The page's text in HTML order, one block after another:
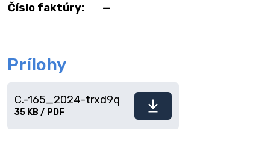
Číslo faktúry:
—
Prílohy
Stiahnuť
C.-165_2024-trxd9q
35 KB / PDF